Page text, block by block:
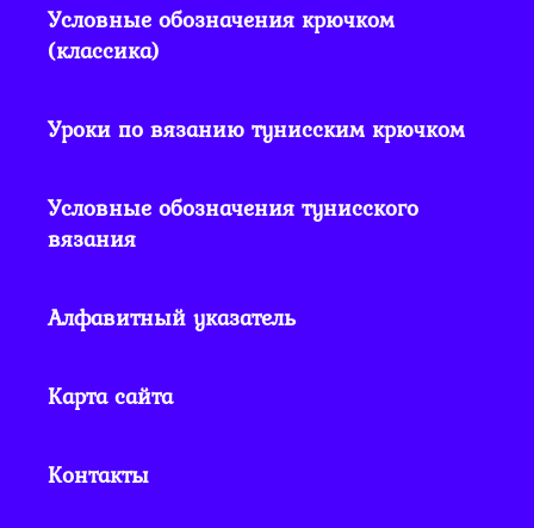
Условные обозначения крючком
(классика)
Уроки по вязанию тунисским крючком
Условные обозначения тунисского
вязания
Алфавитный указатель
Карта сайта
Контакты